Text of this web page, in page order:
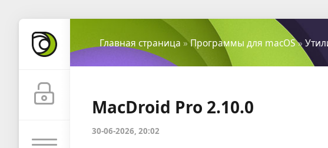
Главная страница »Программы для macOS»
MacDroid Pro 2.10.0
30-06-2026, 20:02